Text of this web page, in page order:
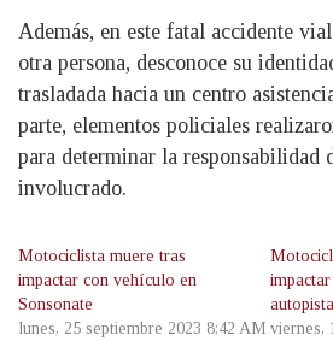
Además, en este fatal accidente
otra persona, desconoce su
trasladada hacia un centro
parte, elementos policiales
para determinar la responsabilidad
involucrado.
Motociclista muere tras
impactar con vehículo en
Sonsonate
lunes, 25 septiembre 2023 8:42 AM viernes,